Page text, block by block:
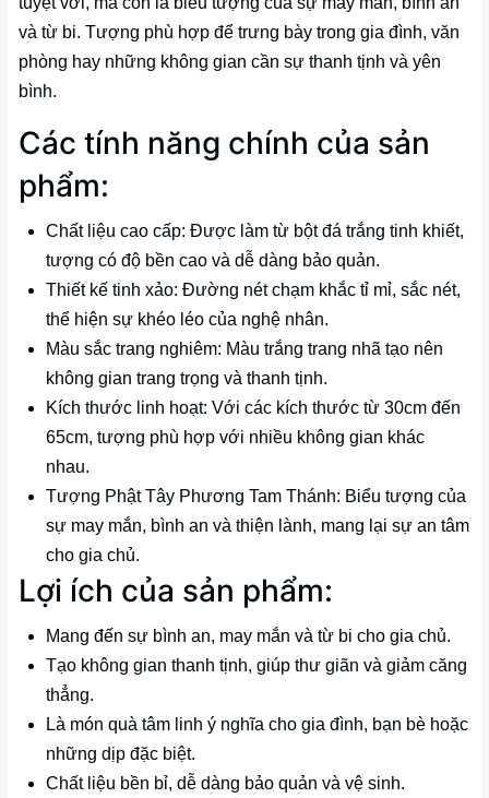
và từ bi. Tượng phù hợp để trưng bày trong gia đình, văn
phòng hay những không gian cần sự thanh tịnh và yên
bình.
Các tính năng chính của sản
phẩm:
Chất liệu cao cấp: Được làm từ bột đá trắng tinh khiết,
tượng có độ bền cao và dễ dàng bảo quản.
Thiết kế tinh xảo: Đường nét chạm khắc tỉ mỉ, sắc nét,
thể hiện sự khéo léo của nghệ nhân.
Màu sắc trang nghiêm: Màu trắng trang nhã tạo nên
không gian trang trọng và thanh tịnh.
Kích thước linh hoạt: Với các kích thước từ 30cm đến
65cm, tượng phù hợp với nhiều không gian khác
nhau.
Tượng Phật Tây Phương Tam Thánh: Biểu tượng của
sự may mắn, bình an và thiện lành, mang lại sự an tâm
cho gia chủ.
Lợi ích của sản phẩm:
Mang đến sự bình an, may mắn và từ bi cho gia chủ.
Tạo không gian thanh tịnh, giúp thư giãn và giảm căng
thẳng.
Là món quà tâm linh ý nghĩa cho gia đình, bạn bè hoặc
những dịp đặc biệt.
Chất liệu bền bỉ, dễ dàng bảo quản và vệ sinh.